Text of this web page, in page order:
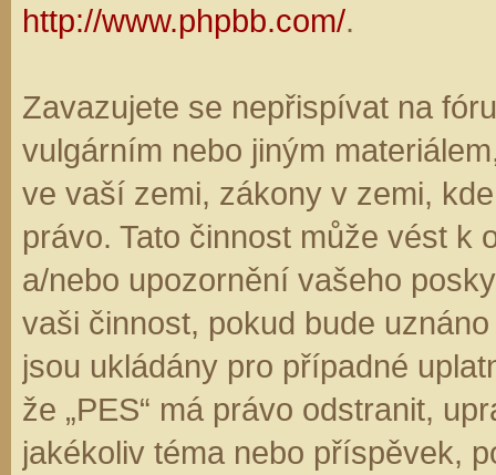
http://www.phpbb.com/.
Zavazujete se nepřispívat na
vulgárním nebo jiným
ve vaší zemi, zákony v zemi,
právo. Tato činnost může vést k
a/nebo upozornění vašeho
vaši činnost, pokud bude
jsou ukládány pro případné
že „PES“ má právo odstranit,
jakékoliv téma nebo příspěvek,